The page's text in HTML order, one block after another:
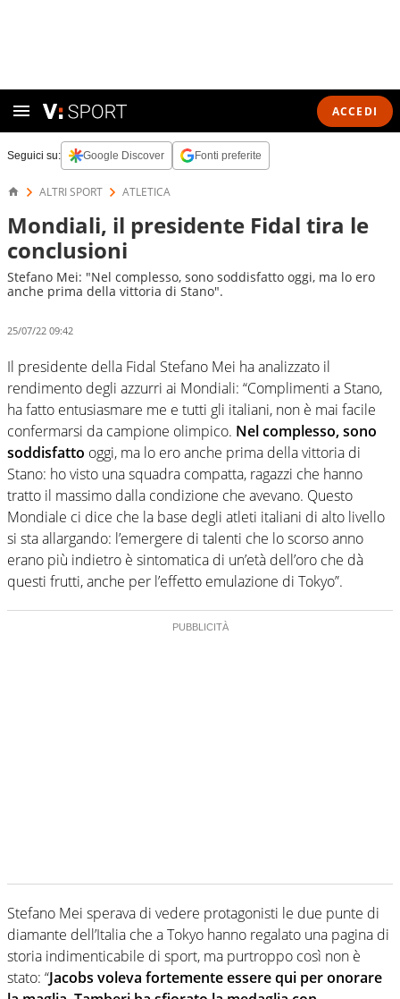
ACCEDI
Seguici su: Google Discover Fonti preferite
ALTRI SPORT ATLETICA
Mondiali, il presidente Fidal tira le
conclusioni
Stefano Mei: "Nel complesso, sono soddisfatto oggi, ma lo ero
anche prima della vittoria di Stano".
25/07/22 09:42
Il presidente della Fidal Stefano Mei ha analizzato il
rendimento degli azzurri ai Mondiali: “Complimenti a Stano,
ha fatto entusiasmare me e tutti gli italiani, non è mai facile
confermarsi da campione olimpico. Nel complesso, sono
soddisfatto oggi, ma lo ero anche prima della vittoria di
Stano: ho visto una squadra compatta, ragazzi che hanno
tratto il massimo dalla condizione che avevano. Questo
Mondiale ci dice che la base degli atleti italiani di alto livello
si sta allargando: l’emergere di talenti che lo scorso anno
erano più indietro è sintomatica di un’età dell’oro che dà
questi frutti, anche per l’effetto emulazione di Tokyo”.
Stefano Mei sperava di vedere protagonisti le due punte di
diamante dell’Italia che a Tokyo hanno regalato una pagina di
storia indimenticabile di sport, ma purtroppo così non è
stato: “Jacobs voleva fortemente essere qui per onorare